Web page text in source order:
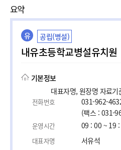
요약
유 공립(병설)
내유초등학교병설유치원
기본정보
대표자명, 원장명 자료
전화번호
031-962-
(팩스 : 031-
운영시간 09 : 00 ~ 19
대표자명 서유석